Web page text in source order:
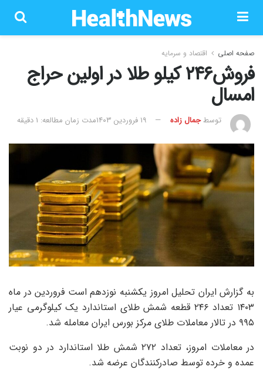
صفحه اصلی اقتصاد و سرمایه
فروش۲۴۶ کیلو طلا در اولین حراج
امسال
توسطجمال زاده ۱۹ فروردین ۱۴۰۳ مدت زمان مطالعه: 1 دقیقه
به گزارش ایران تحلیل امروز یکشنبه نوزدهم است فروردین در ماه
۱۴۰۳ تعداد ۲۴۶ قطعه شمش طلای استاندارد یک کیلوگرمی عیار
۹۹۵ در تالار معاملات طلای مرکز بورس ایران معامله شد.
در معاملات امروز، تعداد ۲۷۲ شمش طلا استاندارد در دو نوبت
عمده و خرده توسط صادرکنندگان عرضه شد.